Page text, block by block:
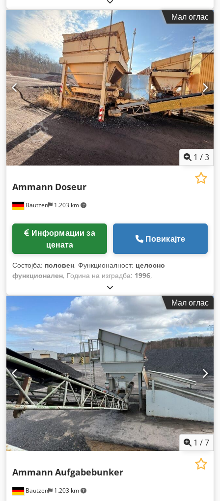
Мал оглас
1 /3
Bautzen 1.203 km
Ammann Doseur
цената
Повикајте
Состојба: половен, Функционалност: целосно
функционален, Година на изградба: 1996,
Мал оглас
1 /7
Bautzen 1.203 km
Ammann Aufgabebunker